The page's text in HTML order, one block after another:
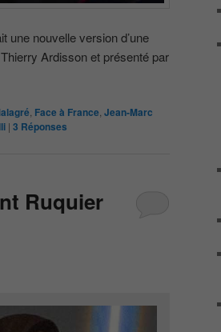
une nouvelle version d’une
Ardisson et présenté par
Face à France Jean-Marc
| 3 Réponses
Ruquier